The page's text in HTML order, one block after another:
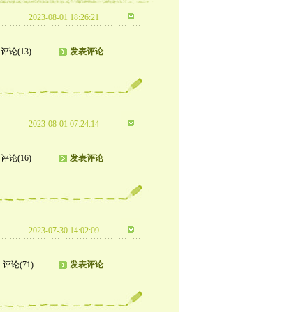
2023-08-01 18:26:21
评论(13) 发表评论
2023-08-01 07:24:14
评论(16) 发表评论
2023-07-30 14:02:09
评论(71) 发表评论